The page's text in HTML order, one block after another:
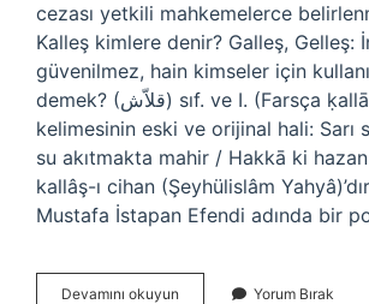
cezası yetkili mahkemelerce
Kalleş kimlere denir? Galleş, Gelleş:
güvenilmez, hain kimseler için
demek? (ﻗﻼّﺵ) sıf. ve I. (Farsça ḳallāş) Hain
kelimesinin eski ve orijinal hali: Sarı
su akıtmakta mahir / Hakkā ki hazan
kallâş-ı cihan (Şeyhülislâm
Mustafa İstapan Efendi adında bir
Devamını okuyun Yorum Bırak